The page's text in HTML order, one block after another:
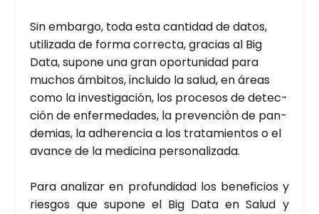
Sin embar­go, toda esta can­ti­dad de datos,
uti­li­za­da de for­ma correc­ta, gra­cias al Big
Data, supo­ne una gran opor­tu­ni­dad para
muchos ámbi­tos, inclui­do la salud, en áreas
como la inves­ti­ga­ción, los pro­ce­sos de detec­
ción de enfer­me­da­des, la pre­ven­ción de pan­
de­mias, la adhe­ren­cia a los tra­ta­mien­tos o el
avan­ce de la medi­ci­na per­so­na­li­za­da.
Para ana­li­zar en pro­fun­di­dad los bene­fi­cios y
ries­gos que supo­ne el Big Data en Salud y